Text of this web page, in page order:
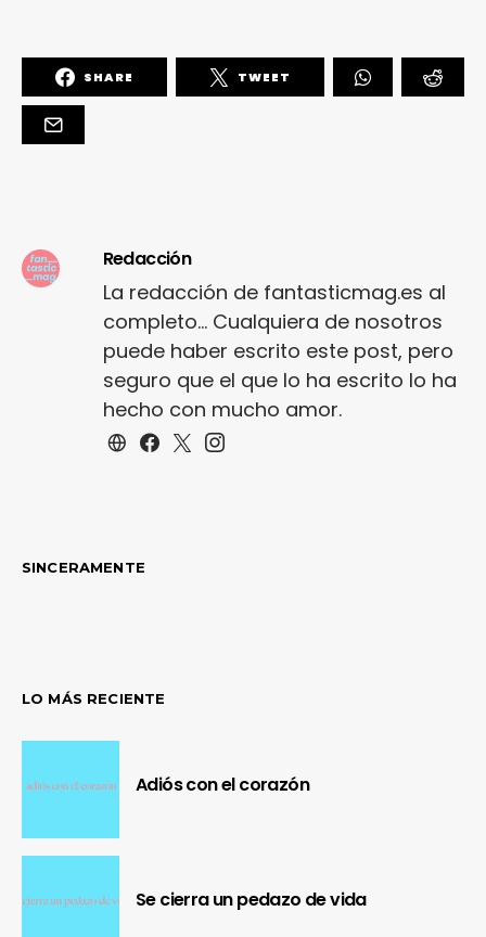
SHARE TWEET
Redacción
La redacción de fantasticmag.es al
completo... Cualquiera de nosotros
puede haber escrito este post, pero
seguro que el que lo ha escrito lo ha
hecho con mucho amor.
SINCERAMENTE
LO MÁS RECIENTE
Adiós con el corazón
Se cierra un pedazo de vida